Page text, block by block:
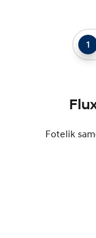
Fotelik
1